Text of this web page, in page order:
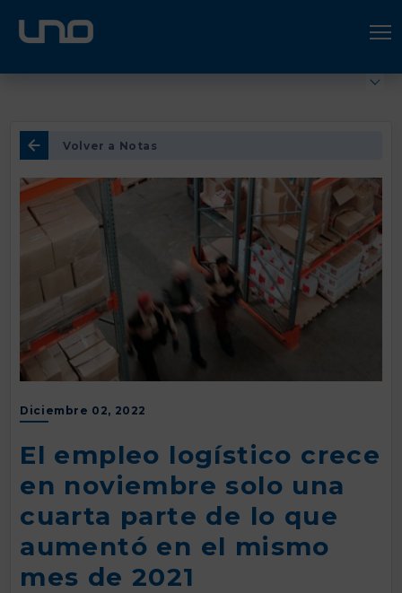
ÚNETE A UNO LOGÍSTICA
Volver a Notas
Diciembre 02, 2022
El empleo logístico crece
en noviembre solo una
cuarta parte de lo que
aumentó en el mismo
mes de 2021